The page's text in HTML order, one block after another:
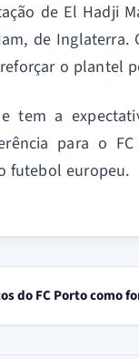
de El Hadji
de
o plantel
tem a
para o
futebol europeu.
do FC Porto como